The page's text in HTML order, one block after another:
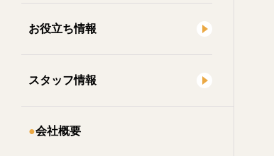
お役立ち情報
スタッフ情報
会社概要